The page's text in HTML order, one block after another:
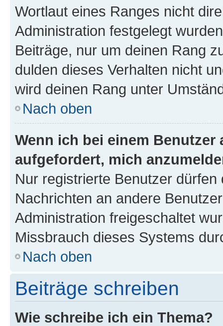
Wortlaut eines Ranges nicht
Administration festgelegt
Beiträge, nur um deinen Rang
dulden dieses Verhalten nicht
wird deinen Rang unter
Nach oben
Wenn ich bei einem
aufgefordert, mich
Nur registrierte Benutzer
Nachrichten an andere
Administration freigeschaltet
Missbrauch dieses Systems
Nach oben
Beiträge schreiben
Wie schreibe ich ein Thema?